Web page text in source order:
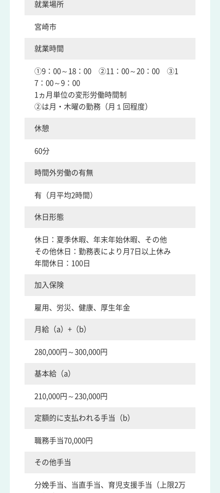
就業場所
宮崎市
就業時間
①9：00～18：00 ②11：00～20：00 ③1
7：00～9：00
1ヵ月単位の変形労働時間制
②は月・木曜の勤務（月１回程度）
休憩
60分
時間外労働の有無
有（月平均2時間）
休日形態
休日：夏季休暇、年末年始休暇、その他
その他休日：勤務表により月7日以上休み
年間休日：100日
加入保険
雇用、労災、健康、厚生年金
月給（a）+（b）
280,000円～300,000円
基本給（a）
210,000円～230,000円
定額的に支払われる手当（b）
職務手当70,000円
その他手当
分娩手当、当直手当、育児支援手当（上限2万